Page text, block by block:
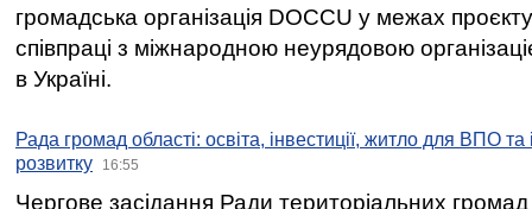
громадська організація DOCCU у межах
співпраці з міжнародною неурядовою
в Україні.
Рада громад області: освіта, інвестиції, житло для ВПО
розвитку
16:55
Чергове засідання Ради територіальних громад